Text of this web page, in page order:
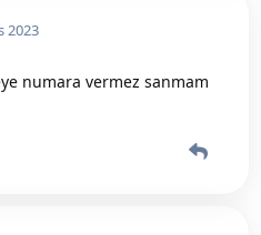
2023
numara vermez sanmam